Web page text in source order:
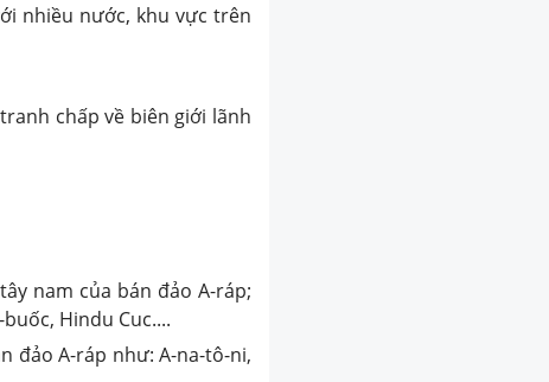
nhiều nước, khu vực trên
chấp về biên giới lãnh
nam của bán đảo A-ráp;
Hindu Cuc....
đảo A-ráp như: A-na-tô-ni,